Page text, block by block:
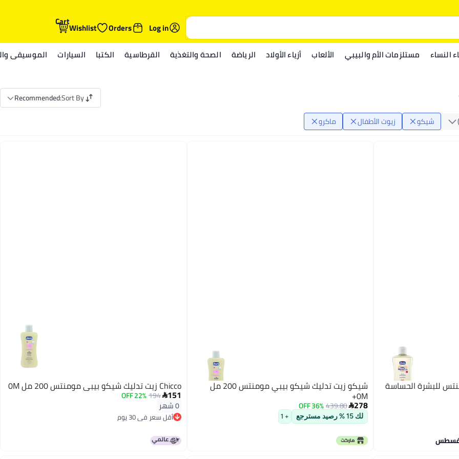
Log in
Orders
Wishlist
Cart
النساء مستلزمات الأم والبيبي الألعاب أزياء الأولاد الرياضة الصحة والتغذية القرطاسية الكتبا السيارات الموسيقى
Sort By
:
Recommended
شيكو زيوت الأطفال ماكرو
للبشرة الحساسة شيكو زيت تدليك شيكو بيبي مومنتس 200 مل
0M+
278
439.80
36% OFF
لك 15 % رصيد مسترجع + 1
Chicco زيت تدليك شيكو بيبي مومنتس 200 مل 0M
151
194
22% OFF
0 شهر
أقل سعر في 30 يوم
أقل سعر في 30 يوم